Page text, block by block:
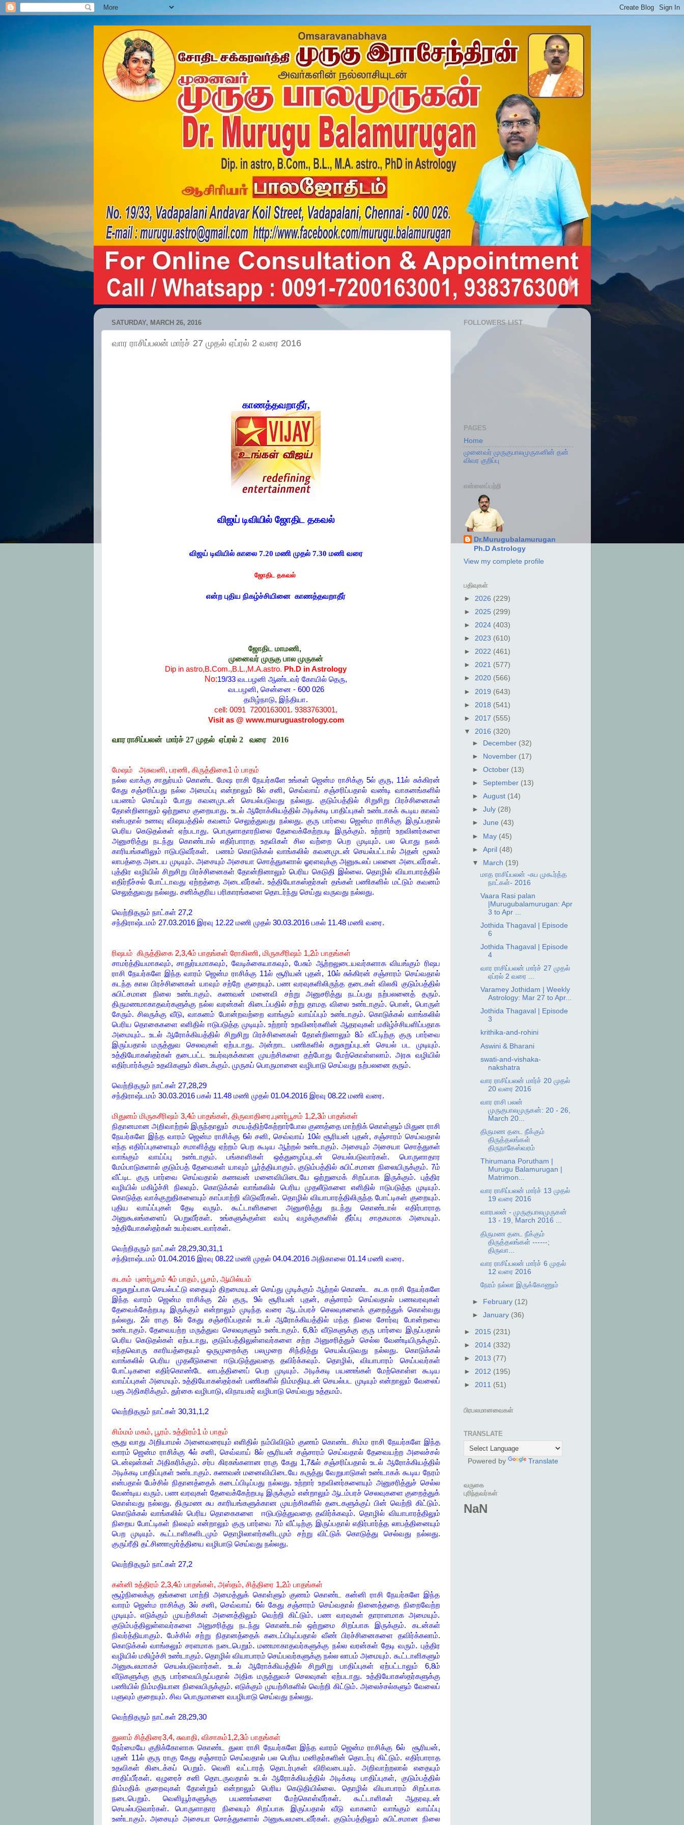
SATURDAY, MARCH 26, 2016
வார ராசிப்பலன் மார்ச் 27 முதல் ஏப்ரல் 2 வரை 2016
காணத்தவறாதீர்,
விஜய் டிவியில் ஜோதிட தகவல்
விஜய் டிவியில் காலை 7.20 மணி முதல் 7.30 மணி வரை
ஜோதிட தகவல்
என்ற புதிய நிகழ்ச்சியினை காணத்தவறாதீர்
ஜோதிட மாமணி,
முனைவர் முருகு பால முருகன்
Dip in astro,B.Com.,B.L.,M.A.astro. Ph.D in Astrology
No:19/33 வடபழனி ஆண்டவர் கோயில் தெரு,
வடபழனி, சென்னை - 600 026
தமிழ்நாடு, இந்தியா.
cell: 0091 7200163001. 9383763001,
Visit as @ www.muruguastrology.com
வார ராசிப்பலன் மார்ச் 27 முதல் ஏப்ரல் 2 வரை 2016
மேஷம் அசுவனி, பரணி, கிருத்திகை1 ம் பாதம்
நல்ல வாக்கு சாதுர்யம் கொண்ட மேஷ ராசி நேயர்களே உங்கள் ஜென்ம ராசிக்கு 5ல் குரு, 11ல் சுக்கிரன்
கேது சஞ்சரிப்பது நல்ல அமைப்பு என்றாலும் 8ல் சனி, செவ்வாய் சஞ்சரிப்பதால் வண்டி வாகனங்களில்
பயணம் செய்யும் போது கவனமுடன் செயல்படுவது நல்லது. குடும்பத்தில் சிறுசிறு பிரச்சினைகள்
தோன்றினாலும் ஒற்றுமை குறையாது. உடல் ஆரோக்கியத்தில் அடிக்கடி பாதிப்புகள் உண்டாகக் கூடிய காலம்
என்பதால் உணவு விஷயத்தில் கவனம் செலுத்துவது நல்லது. குரு பார்வை ஜென்ம ராசிக்கு இருப்பதால்
பெரிய கெடுதல்கள் ஏற்படாது. பொருளாதாரநிலை தேவைக்கேற்றபடி இருக்கும். உற்றார் உறவினர்களை
அனுசரித்து நடந்து கொண்டால் எதிர்பாராத உதவிகள் சில வற்றை பெற முடியும். பல பொது நலக்
காரியங்களிலும் ஈடுபடுவீர்கள். பணம் கொடுக்கல் வாங்கலில் கவனமுடன் செயல்பட்டால் அதன் மூலம்
லாபத்தை அடைய முடியும். அசையும் அசையா சொத்துகளால் ஓரளவுக்கு அனுகூலப் பலனை அடைவீர்கள்.
புத்திர வழியில் சிறுசிறு பிரச்சினைகள் தோன்றினாலும் பெரிய கெடுதி இல்லை. தொழில் வியாபாரத்தில்
எதிர்நீச்சல் போட்டாவது ஏற்றத்தை அடைவீர்கள். உத்தியோகஸ்தர்கள் தங்கள் பணிகளில் மட்டும் கவனம்
செலுத்துவது நல்லது. சனிக்குரிய பரிகாரங்களை தொடர்ந்து செய்து வருவது நல்லது.
வெற்றிதரும் நாட்கள் 27,2
சந்திராஷ்டமம் 27.03.2016 இரவு 12.22 மணி முதல் 30.03.2016 பகல் 11.48 மணி வரை.
ரிஷபம் கிருத்திகை 2,3,4ம் பாதங்கள் ரோகிணி, மிருகசீரிஷம் 1,2ம் பாதங்கள்
சாமர்த்தியமாகவும், சாதுர்யமாகவும், வேடிக்கையாகவும், பேசும் ஆற்றலுடையவர்களாக வியங்கும் ரிஷப
ராசி நேயர்களே இந்த வாரம் ஜென்ம ராசிக்கு 11ல் சூரியன் புதன், 10ல் சுக்கிரன் சஞ்சாரம் செய்வதால்
கடந்த கால பிரச்சினைகள் யாவும் சற்றே குறையும். பண வரவுகளிலிருந்த தடைகள் விலகி குடும்பத்தில்
சுபிட்சமான நிலை உண்டாகும். கணவன் மனைவி சற்று அனுசரித்து நடப்பது நற்பலனைத் தரும்.
திருமணமாகாதவர்களுக்கு நல்ல வரன்கள் கிடைப்பதில் சற்று தாமத விலை உண்டாகும். பொன், பொருள்
சேரும். சிலருக்கு வீடு, வாகனம் போன்றவற்றை வாங்கும் வாய்ப்பும் உண்டாகும். கொடுக்கல் வாங்கலில்
பெரிய தொகைகளை எளிதில் ஈடுபடுத்த முடியும். உற்றார் உறவினர்களின் ஆதரவுகள் மகிழ்ச்சியளிப்பதாக
அமையும்.. உடல் ஆரோக்கியத்தில் சிறுசிறு பிரச்சினைகள் தோன்றினாலும் 8ம் வீட்டிற்கு குரு பார்வை
இருப்பதால் மருத்துவ செலவுகள் ஏற்படாது. அன்றாட பணிகளில் சுறுசுறுப்புடன் செயல் பட முடியும்.
உத்தியோகஸ்தர்கள் தடைபட்ட உயர்வுகக்கான முயற்சிகளை தற்போது மேற்கொள்ளலாம். அரசு வழியில்
எதிர்பார்க்கும் உதவிகளும் கிடைக்கும். முருகப் பொருமானை வழிபாடு செய்வது நற்பலனை தரும்.
வெற்றிதரும் நாட்கள் 27,28,29
சந்திராஷ்டமம் 30.03.2016 பகல் 11.48 மணி முதல் 01.04.2016 இரவு 08.22 மணி வரை.
மிதுனம் மிருகசீரிஷம் 3,4ம் பாதங்கள், திருவாதிரை,புனர்பூசம் 1,2,3ம் பாதங்கள்
நிதானமான அறிவாற்றல் இருந்தாலும் சமயத்திற்கேற்றார்போல குணத்தை மாற்றிக் கொள்ளும் மிதுன ராசி
நேயர்களே இந்த வாரம் ஜென்ம ராசிக்கு 6ல் சனி, செவ்வாய் 10ல் சூரியன் புதன், சஞ்சாரம் செய்வதால்
எந்த எதிர்ப்புகளையும் சமாளித்து ஏற்றம் பெற கூடிய ஆற்றல் உண்டாகும். அசையும் அசையா சொத்துகள்
வாங்கும் வாய்ப்பு உண்டாகும். பங்காளிகள் ஒத்துழைப்புடன் செயல்படுவார்கள். பொருளாதார
மேம்பாடுகளால் குடும்பத் தேவைகள் யாவும் பூர்த்தியாகும். குடும்பத்தில் சுபிட்சமான நிலையிருக்கும். 7ம்
வீட்டிட குரு பார்வை செய்வதால் கணவன் மனைவியிடையே ஒற்றுமைக் சிறப்பாக இருக்கும். புத்திர
வழியில் மகிழ்ச்சி நிலவும். கொடுக்கல் வாங்கலில் பெரிய முதலீடுகளை எளிதில் ஈடுபடுத்த முடியும்.
கொடுத்த வாக்குறுதிகளையும் காப்பாற்றி விடுவீர்கள். தொழில் வியாபாரத்திலிருந்த போட்டிகள் குறையும்.
புதிய வாய்ப்புகள் தேடி வரும். கூட்டாளிகளை அனுசரித்து நடந்து கொண்டால் எதிர்பாராத
அனுகூலங்களைப் பெறுவீர்கள். உங்களுக்குள்ள வம்பு வழக்குகளில் தீர்ப்பு சாதகமாக அமையும்.
உத்தியோகஸ்தர்கள் உயர்வடைவார்கள்.
வெற்றிதரும் நாட்கள் 28,29,30,31,1
சந்திராஷ்டமம் 01.04.2016 இரவு 08.22 மணி முதல் 04.04.2016 அதிகாலை 01.14 மணி வரை.
கடகம் புனர்பூசம் 4ம் பாதம், பூசம், ஆயில்யம்
சுறுசுறுப்பாக செயல்பட்டு எதையும் திறமையுடன் செய்து முடிக்கும் ஆற்றல் கொண்ட கடக ராசி நேயர்களே
இந்த வாரம் ஜென்ம ராசிக்கு 2ல் குரு, 9ல் சூரியன் புதன், சஞ்சாரம் செய்வதால் பணவரவுகள்
தேவைக்கேற்றபடி இருக்கும் என்றாலும் முடிந்த வரை ஆடம்பரச் செலவுகளைக் குறைத்துக் கொள்வது
நல்லது. 2ல் ராகு 8ல் கேது சஞ்சரிப்பதால் உடல் ஆரோக்கியத்தில் மந்த நிலை சோர்வு போன்றவை
உண்டாகும். தேவையற்ற மருத்துவ செலவுகளும் உண்டாகும். 6,8ம் வீடுகளுக்கு குரு பார்வை இருப்பதால்
பெரிய கெடுதல்கள் ஏற்படாது, குடும்பத்திலுள்ளவர்களை சற்ற அனுசரித்துச் செல்ல வேண்டியிருக்கும்.
எந்தவொரு காரியத்தையும் ஒருமுறைக்கு பலமுறை சிந்தித்து செயல்படுவது நல்லது. கொடுக்கல்
வாங்கலில் பெரிய முதலீடுகளை ஈடுபடுத்துவதை தவிர்க்கவும். தொழில், வியாபாரம் செய்பவர்கள்
போட்டிகளை எதிர்கொண்டே லாபத்தினைப் பெற முடியும். அடிக்கடி பயணங்கள் மேற்கொள்ள கூடிய
வாய்ப்புகள் அமையும். உத்தியோகஸ்தர்கள் பணிகளில் நிம்மதியுடன் செயல்பட முடியும் என்றாலும் வேலைப்
பளு அதிகரிக்கும். துர்கை வழிபாடு, விநாயகர் வழிபாடு செய்வது உத்தமம்.
வெற்றிதரும் நாட்கள் 30,31,1,2
சிம்மம் மகம், பூரம். உத்திரம்1 ம் பாதம்
சூது வாது அறியாமல் அனைவரையும் எளிதில் நம்பிவிடும் குணம் கொண்ட சிம்ம ராசி நேயர்களே இந்த
வாரம் ஜென்ம ராசிக்கு 4ல் சனி, செவ்வாய் 8ல் சூரியன் சஞ்சாரம் செய்வதால் தேவையற்ற அலைச்சல்
டென்ஷன்கள் அதிகரிக்கும். சர்ப கிரகங்களான ராகு கேது 1,7&ல் சஞ்சரிப்பதால் உடல் ஆரோக்கியத்தில்
அடிக்கடி பாதிப்புகள் உண்டாகும். கணவன் மனைவியிடையே கருத்து வேறுபாடுகள் உண்டாகக் கூடிய நேரம்
என்பதால் பேச்சில் நிதானத்தைக் கடைப்பிடிப்பது நல்லது. உற்றார் உறவினர்களையும் அனுசரித்துச் செல்ல
வேண்டிய வரும். பண வரவுகள் தேவைக்கேற்றபடி இருக்கும் என்றாலும் ஆடம்பரச் செலவுகளை குறைத்துக்
கொள்வது நல்லது. திருமண சுப காரியங்களுக்கான முயற்சிகளில் தடைகளுக்குப் பின் வெற்றி கிட்டும்.
கொடுக்கல் வாங்கலில் பெரிய தொகைகளை ஈடுபடுத்துவதை தவிர்க்கவும். தொழில் வியாபாரத்திலும்
நிறைய போட்டிகள் நிலவும் என்றாலும் குரு பார்வை 7ம் வீட்டிற்கு இருப்பதால் எதிர்பார்த்த லாபத்தினையும்
பெற முடியும். கூட்டாளிகளிடமும் தொழிலாளர்களிடமும் சற்று விட்டுக் கொடுத்து செல்வது நல்லது.
குருப்ரீதி தட்சிணாமூர்த்தியை வழிபாடு செய்வது நல்லது.
வெற்றிதரும் நாட்கள் 27,2
கன்னி உத்திரம் 2,3,4ம் பாதங்கள், அஸ்தம், சித்திரை 1,2ம் பாதங்கள்
சூழ்நிலைக்கு தங்களை மாற்றி அமைத்துக் கொள்ளும் குணம் கொண்ட கன்னி ராசி நேயர்களே இந்த
வாரம் ஜென்ம ராசிக்கு 3ல் சனி, செவ்வாய் 6ல் கேது சஞ்சாரம் செய்வதால் நினைத்ததை நிறைவேற்ற
முடியும். எடுக்கும் முயற்சிகள் அனைத்திலும் வெற்றி கிட்டும். பண வரவுகள் தாராளமாக அமையும்.
குடும்பத்திலுள்ளவர்களை அனுசரித்து நடந்து கொண்டால் ஒற்றுமை சிறப்பாக இருக்கும். கடன்கள்
நிவர்த்தியாகும். பேச்சில் சற்று நிதானத்தைக் கடைப்பிடிப்பதால் வீண் பிரச்சினைகளை தவிர்க்கலாம்.
கொடுக்கல் வாங்கலும் சரளமாக நடைபெறும். மணமாகாதவர்களுக்கு நல்ல வரன்கள் தேடி வரும். புத்திர
வழியில் மகிழ்ச்சி உண்டாகும். தொழில் வியாபாரம் செய்பவர்களுக்கு நல்ல லாபம் அமையும். கூட்டாளிகளும்
அனுகூலமாகச் செயல்படுவார்கள். உடல் ஆரோக்கியத்தில் சிறுசிறு பாதிப்புகள் ஏற்பட்டாலும் 6,8ம்
வீடுகளுக்கு குரு பார்வையிருப்பதால் அதிக மருத்துவச் செலவுகள் ஏற்படாது. உத்தியோகஸ்தர்களுக்கு
பணியில் நிம்மதியான நிலையிருக்கும். எடுக்கும் முயற்சிகளில் வெற்றி கிட்டும். அலைச்சல்களும் வேலைப்
பளுவும் குறையும். சிவ பொருமானை வபழிபாடு செய்வது நல்லது.
வெற்றிதரும் நாட்கள் 28,29,30
துலாம் சித்திரை3,4, சுவாதி, விசாகம்1,2,3ம் பாதங்கள்
நேர்மையே குறிக்கோளாக கொண்ட துலா ராசி நேயர்களே இந்த வாரம் ஜென்ம ராசிக்கு 6ல் சூரியன்,
புதன் 11ல் குரு ராகு கேது சஞ்சாரம் செய்வதால் பல பெரிய மனிதர்களின் தொடர்பு கிட்டும். எதிர்பாராத
உதவிகள் கிடைக்கப் பெறும். வெளி வட்டாரத் தொடர்புகள் விரிவடையும். அறிவாற்றலால் எதையும்
சாதிப்பீர்கள். ஏழுரைச் சனி தொடருவதால் உடல் ஆரோக்கியத்தில் அடிக்கடி பாதிப்புகள், குடும்பத்தில்
நிம்மதிக் குறைவுகள் தோன்றும் என்றாலும் பெரிய கெடுதியில்லை. தொழில் வியாபாரம் சிறப்பாக
நடைபெறும். வெளியூர்களுக்கு பயணங்களை மேற்கொள்வீர்கள். கூட்டாளிகள் ஆதரவுடன்
செயல்படுவார்கள். பொருளாதார நிலையும் சிறப்பாக இருப்பதால் வீடு வாகனம் வாங்கும் வாய்ப்பு
உண்டாகும். அசையும் அசையா சொத்துகளால் அனுகூலமடைவீர்கள். குடும்பத்திலும் சுபிட்சமான நிலை
FOLLOWERS LIST
PAGES
Home
முனைவர் முருகுபாலமுருகனின் தன்
விவர குறிப்பு
என்னைப்பற்றி
Dr.Murugubalamurugan
Ph.D Astrology
View my complete profile
பதிவுகள்
► 2026 (229)
► 2025 (299)
► 2024 (403)
► 2023 (610)
► 2022 (461)
► 2021 (577)
► 2020 (566)
► 2019 (643)
► 2018 (541)
► 2017 (555)
▼ 2016 (320)
► December (32)
►
November (17)
► October (13)
► September (13)
► August (14)
► July (28)
► June (43)
► May (45)
► April (48)
▼
March (19)
மாத ராசிப்பலன் -சுப முகூர்த்த
நாட்கள்- 2016
Vaara Rasi palan
|Murugubalamurugan: Apr
3 to Apr ...
Jothida Thagaval | Episode
6
Jothida Thagaval | Episode
4
வார ராசிப்பலன் மார்ச் 27 முதல்
ஏப்ரல் 2 வரை ...
Varamey Jothidam | Weekly
Astrology: Mar 27 to Apr...
Jothida Thagaval | Episode
3
krithika-and-rohini
Aswini & Bharani
swati-and-vishaka-
nakshatra
வார ராசிப்பலன் மார்ச் 20 முதல்
20 வரை 2016
வார ராசி பலன்
முருகுபாலமுருகன்: 20 - 26,
March 20...
திருமண தடை நீக்கும்
திருத்தலங்கள்
திருநாகேஸ்வரம்
Thirumana Porutham |
Murugu Balamurugan |
Matrimon...
வார ராசிப்பலன் மார்ச் 13 முதல்
19 வரை 2016
வாரபலன் - முருகுபாலமுருகன்
13 - 19, March 2016 ...
திருமண தடை நீக்கும்
திருத்தலங்கள் ------;
திருவா...
வார ராசிப்பலன் மார்ச் 6 முதல்
12 வரை 2016
நேரம் நல்லா இருக்கோணும்
► February (12)
► January (36)
► 2015 (231)
► 2014 (332)
► 2013 (77)
► 2012 (195)
► 2011 (51)
பிரபலமானவைகள்
TRANSLATE
Powered by Translate
வருகை
புரிந்தவர்கள்
NaN